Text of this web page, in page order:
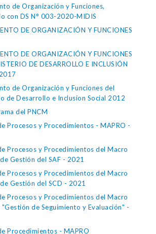
de Organización y Funciones,
con DS N° 003-2020-MIDIS
DE ORGANIZACIÓN Y FUNCIONES
DE ORGANIZACIÓN Y FUNCIONES
DE DESARROLLO E INCLUSIÓN
de Organización y Funciones del
de Desarrollo e Inclusion Social 2012
del PNCM
Procesos y Procedimientos - MAPRO -
Procesos y Procedimientos del Macro
Gestión del SAF - 2021
Procesos y Procedimientos del Macro
Gestión del SCD - 2021
Procesos y Procedimientos del Macro
"Gestión de Seguimiento y Evaluación" -
Procedimientos - MAPRO